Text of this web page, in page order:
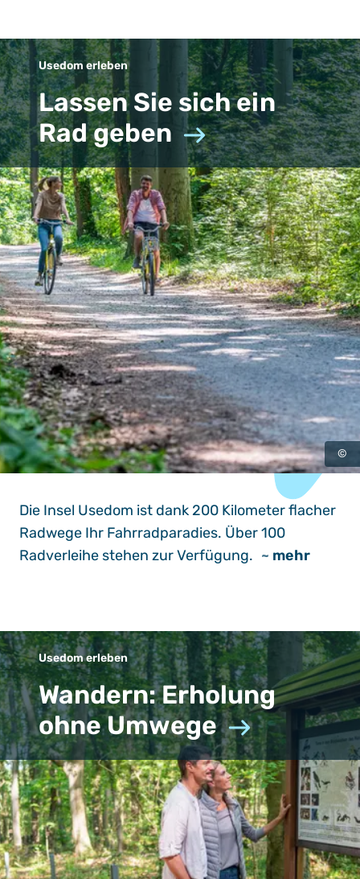
©
Usedom erleben
Lassen Sie sich ein
Rad geben
Die Insel Usedom ist dank 200 Kilometer flacher
Radwege Ihr Fahrradparadies. Über 100
Radverleihe stehen zur Verfügung. ~ mehr
Usedom erleben
Wandern: Erholung
ohne Umwege